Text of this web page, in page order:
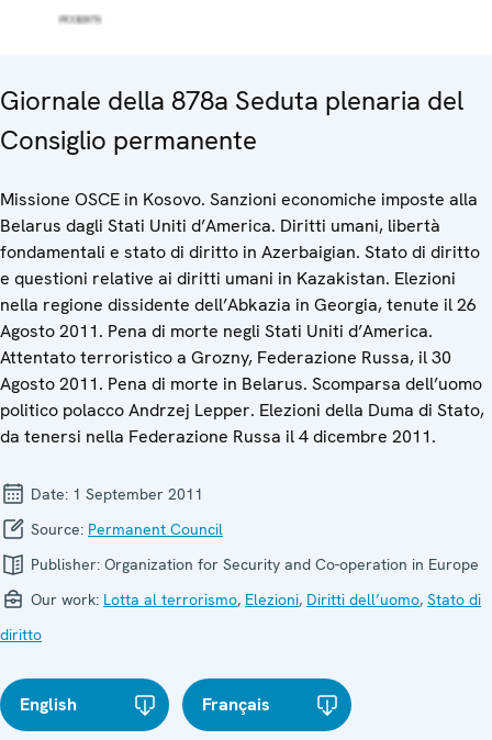
Giornale della 878a Seduta plenaria del
Consiglio permanente
Missione OSCE in Kosovo. Sanzioni economiche imposte alla
Belarus dagli Stati Uniti d’America. Diritti umani, libertà
fondamentali e stato di diritto in Azerbaigian. Stato di diritto
e questioni relative ai diritti umani in Kazakistan. Elezioni
nella regione dissidente dell’Abkazia in Georgia, tenute il 26
Agosto 2011. Pena di morte negli Stati Uniti d’America.
Attentato terroristico a Grozny, Federazione Russa, il 30
Agosto 2011. Pena di morte in Belarus. Scomparsa dell’uomo
politico polacco Andrzej Lepper. Elezioni della Duma di Stato,
da tenersi nella Federazione Russa il 4 dicembre 2011.
Date: 1 September 2011
Source: Permanent Council
Publisher: Organization for Security and Co-operation in Europe
Our work: Lotta al terrorismo, Elezioni, Diritti dell’uomo, Stato di
diritto
English Français